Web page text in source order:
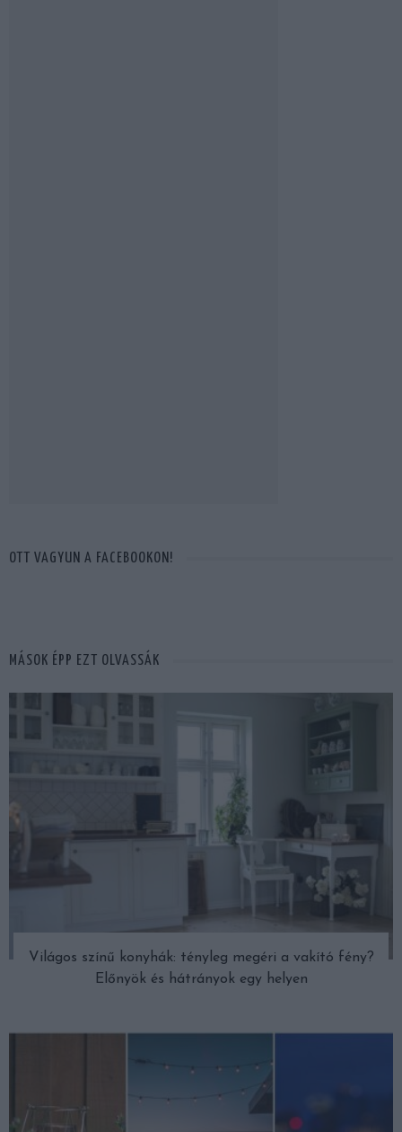
OTT VAGYUN A FACEBOOKON!
MÁSOK ÉPP EZT OLVASSÁK
Világos színű konyhák: tényleg megéri a vakító fény?
Előnyök és hátrányok egy helyen